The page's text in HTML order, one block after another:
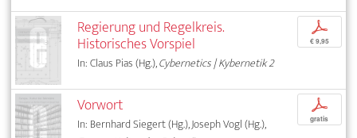
Regierung und Regelkreis.
Historisches Vorspiel
In: Claus Pias (Hg.),Cybernetics | Kybernetik 2
p
€ 9,95
Vorwort
In: Bernhard Siegert (Hg.), Joseph Vogl (Hg.),
p
gratis